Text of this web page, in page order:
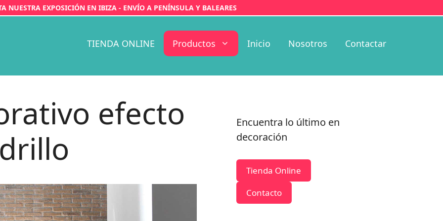
NUESTRA EXPOSICIÓN EN IBIZA - ENVÍO A PENÍNSULA Y BALEARES
TIENDA ONLINE Productos Inicio Nosotros Contactar
efecto
Encuentra lo último en
decoración
Tienda Online
Contacto